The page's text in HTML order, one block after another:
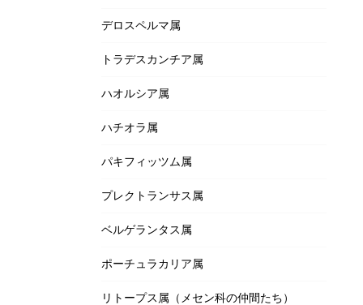
デロスペルマ属
トラデスカンチア属
ハオルシア属
ハチオラ属
パキフィッツム属
プレクトランサス属
ベルゲランタス属
ポーチュラカリア属
リトープス属（メセン科の仲間たち）